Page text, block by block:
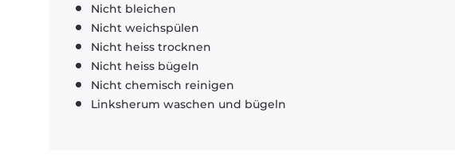
Nicht bleichen
Nicht weichspülen
Nicht heiss trocknen
Nicht heiss bügeln
Nicht chemisch reinigen
Linksherum waschen und bügeln